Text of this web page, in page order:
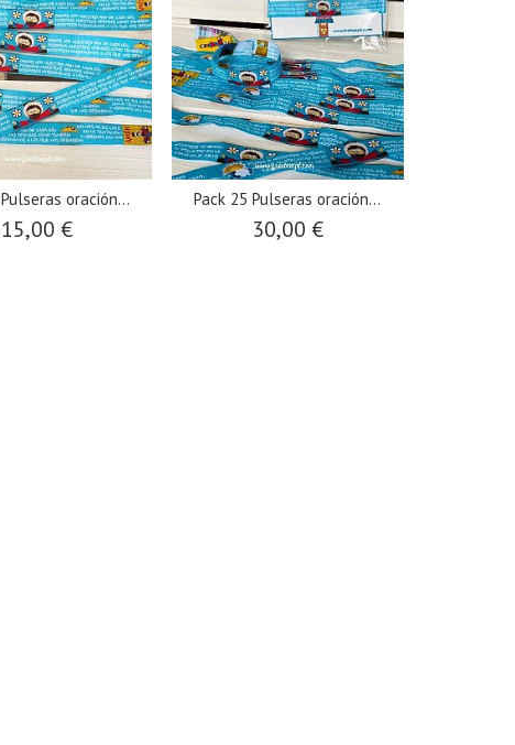
oración...
15,00 €
Pack 25 Pulseras oración...
30,00 €